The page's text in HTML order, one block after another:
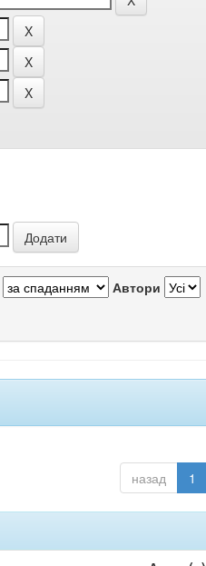
Автори
назад 1